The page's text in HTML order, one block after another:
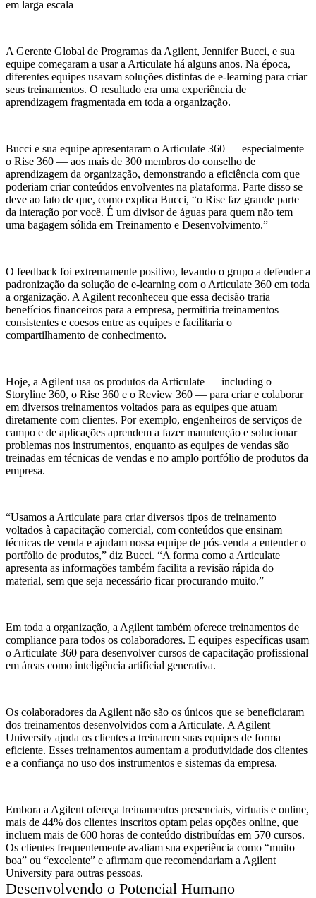
em larga escala
A Gerente Global de Programas da Agilent, Jennifer Bucci, e sua
equipe começaram a usar a Articulate há alguns anos. Na época,
diferentes equipes usavam soluções distintas de e-learning para criar
seus treinamentos. O resultado era uma experiência de
aprendizagem fragmentada em toda a organização.
Bucci e sua equipe apresentaram o Articulate 360 — especialmente
o Rise 360 — aos mais de 300 membros do conselho de
aprendizagem da organização, demonstrando a eficiência com que
poderiam criar conteúdos envolventes na plataforma. Parte disso se
deve ao fato de que, como explica Bucci, “o Rise faz grande parte
da interação por você. É um divisor de águas para quem não tem
uma bagagem sólida em Treinamento e Desenvolvimento.”
O feedback foi extremamente positivo, levando o grupo a defender a
padronização da solução de e-learning com o Articulate 360 em toda
a organização. A Agilent reconheceu que essa decisão traria
benefícios financeiros para a empresa, permitiria treinamentos
consistentes e coesos entre as equipes e facilitaria o
compartilhamento de conhecimento.
Hoje, a Agilent usa os produtos da Articulate — including o
Storyline 360, o Rise 360 e o Review 360 — para criar e colaborar
em diversos treinamentos voltados para as equipes que atuam
diretamente com clientes. Por exemplo, engenheiros de serviços de
campo e de aplicações aprendem a fazer manutenção e solucionar
problemas nos instrumentos, enquanto as equipes de vendas são
treinadas em técnicas de vendas e no amplo portfólio de produtos da
empresa.
“Usamos a Articulate para criar diversos tipos de treinamento
voltados à capacitação comercial, com conteúdos que ensinam
técnicas de venda e ajudam nossa equipe de pós-venda a entender o
portfólio de produtos,” diz Bucci. “A forma como a Articulate
apresenta as informações também facilita a revisão rápida do
material, sem que seja necessário ficar procurando muito.”
Em toda a organização, a Agilent também oferece treinamentos de
compliance para todos os colaboradores. E equipes específicas usam
o Articulate 360 para desenvolver cursos de capacitação profissional
em áreas como inteligência artificial generativa.
Os colaboradores da Agilent não são os únicos que se beneficiaram
dos treinamentos desenvolvidos com a Articulate. A Agilent
University ajuda os clientes a treinarem suas equipes de forma
eficiente. Esses treinamentos aumentam a produtividade dos clientes
e a confiança no uso dos instrumentos e sistemas da empresa.
Embora a Agilent ofereça treinamentos presenciais, virtuais e online,
mais de 44% dos clientes inscritos optam pelas opções online, que
incluem mais de 600 horas de conteúdo distribuídas em 570 cursos.
Os clientes frequentemente avaliam sua experiência como “muito
boa” ou “excelente” e afirmam que recomendariam a Agilent
University para outras pessoas.
Desenvolvendo o Potencial Humano